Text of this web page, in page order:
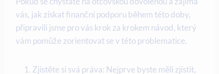
vás, jak získat finanční podporu během této⁤ doby,
připravili ⁣jsme pro vás krok za krokem návod, který ​
vám pomůže ⁣zorientovat se v této problematice.
Zjistěte si svá práva: Nejprve byste měli zjistit,